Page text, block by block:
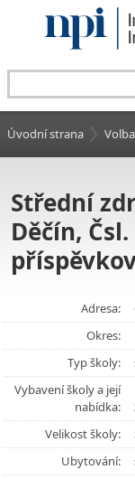
Úvodní strana
Střední
Děčín,
Adresa:
Okres:
Typ školy:
Vybavení školy a její
nabídka:
Velikost školy:
Ubytování: